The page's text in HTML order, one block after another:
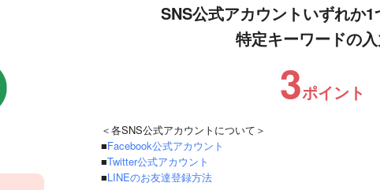
SNS公式アカウントいずれか
特定キーワードの
3ポイント
＜各SNS公式アカウントについて＞
■Facebook公式アカウント
■Twitter公式アカウント
■LINEのお友達登録方法